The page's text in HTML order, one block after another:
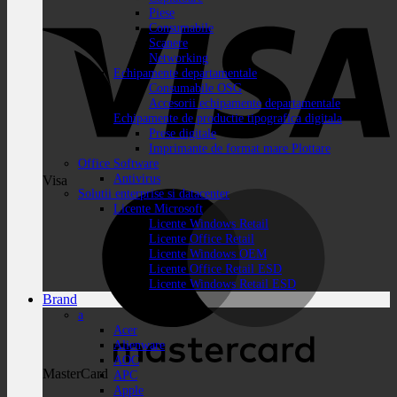
Visa
MasterCard
Piese
Consumabile
Scanere
Networking
Echipamente departamentale
Consumabile OSG
Accesorii echipamente departamentale
Echipamente de productie tipografica digitala
Prese digitale
Imprimante de format mare Plottare
Office Software
Antivirus
Solutii enterprise si datacenter
Licente Microsoft
Licente Windows Retail
Licente Office Retail
Licente Windows OEM
Licente Office Retail ESD
Licente Windows Retail ESD
Brand
a
Acer
Alienware
AOC
APC
Apple